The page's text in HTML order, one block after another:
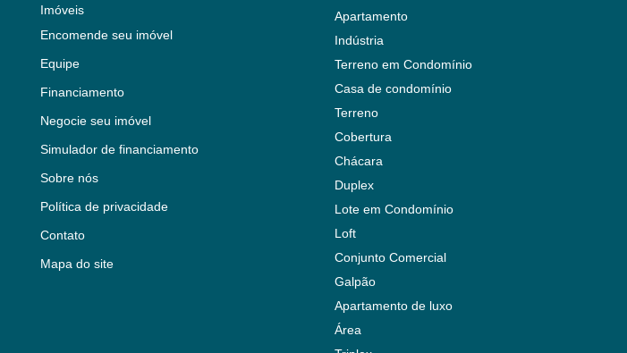
Imóveis
Encomende seu imóvel
Equipe
Financiamento
Negocie seu imóvel
Simulador de financiamento
Sobre nós
Política de privacidade
Contato
Mapa do site
Apartamento
Indústria
Terreno em Condomínio
Casa de condomínio
Terreno
Cobertura
Chácara
Duplex
Lote em Condomínio
Loft
Conjunto Comercial
Galpão
Apartamento de luxo
Área